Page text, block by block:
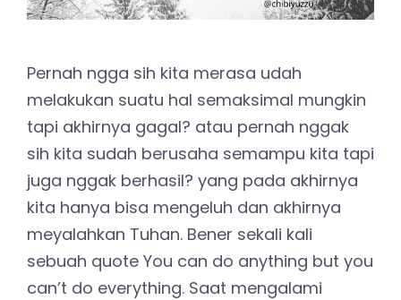
Pernah ngga sih kita merasa udah
melakukan suatu hal semaksimal mungkin
tapi akhirnya gagal? atau pernah nggak
sih kita sudah berusaha semampu kita tapi
juga nggak berhasil? yang pada akhirnya
kita hanya bisa mengeluh dan akhirnya
meyalahkan Tuhan. Bener sekali kali
sebuah quote You can do anything but you
can’t do everything. Saat mengalami